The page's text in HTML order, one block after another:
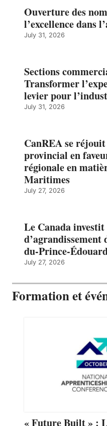
Ouverture des
l’excellence dans
July 31, 2026
Sections
Transformer
levier pour
July 31, 2026
CanREA se
provincial en
régionale en
Maritimes
July 27, 2026
Le Canada
du-Prince-
July 27, 2026
Formation et
« Future Built » :